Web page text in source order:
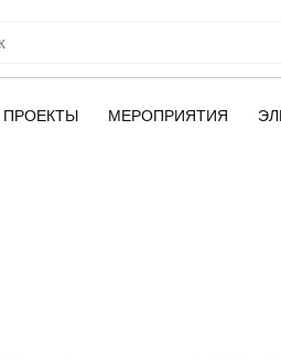
ПРОЕКТЫ МЕРОПРИЯТИЯ